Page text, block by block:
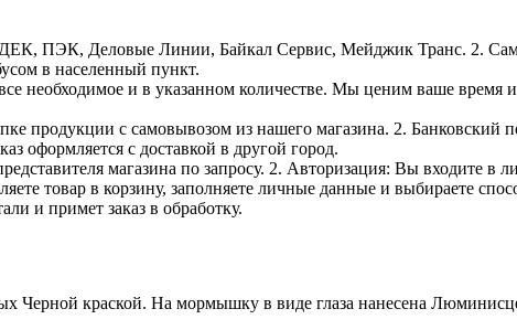
ПЭК, Деловые Линии, Байкал Сервис, Мейджик Транс. 2.
в населенный пункт.
необходимое и в указанном количестве. Мы ценим ваше время
продукции с самовывозом из нашего магазина. 2. Банковский
оформляется с доставкой в другой город.
магазина по запросу. 2. Авторизация: Вы входите в
товар в корзину, заполняете личные данные и выбираете
и примет заказ в обработку.
краской. На мормышку в виде глаза нанесена